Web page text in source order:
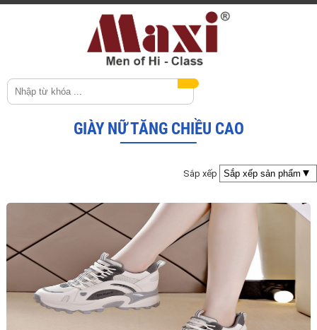
GIÀY NỮ TĂNG CHIỀU CAO
Sắp xếp